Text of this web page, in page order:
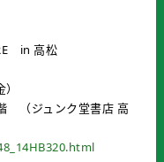
in 高松
（ジュンク堂書店 高